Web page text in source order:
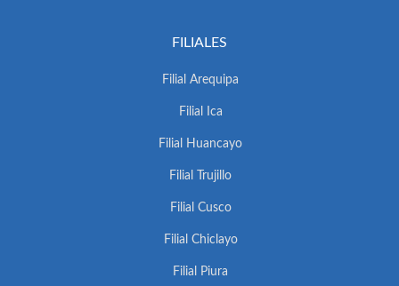
FILIALES
Filial Arequipa
Filial Ica
Filial Huancayo
Filial Trujillo
Filial Cusco
Filial Chiclayo
Filial Piura